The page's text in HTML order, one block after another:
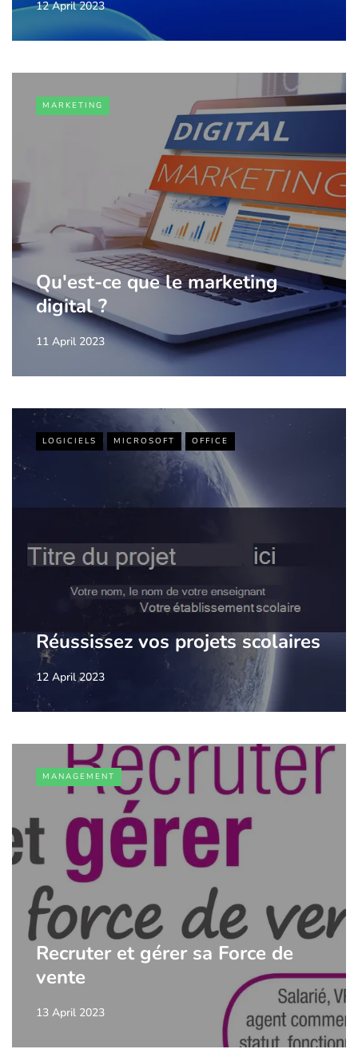
12 April 2023
MARKETING
Qu'est-ce que le marketing
digital ?
11 April 2023
LOGICIELS MICROSOFT OFFICE
Réussissez vos projets scolaires
12 April 2023
MANAGEMENT
Recruter et gérer sa Force de
vente
13 April 2023